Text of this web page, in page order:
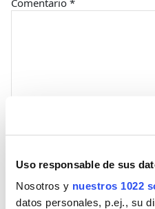
Uso responsable de sus
Nosotros y nuestros 1022
datos personales, p.ej., su
Comentario *
Nombre